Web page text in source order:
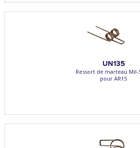
UN135
Ressort de marteau Mil-
pour AR15